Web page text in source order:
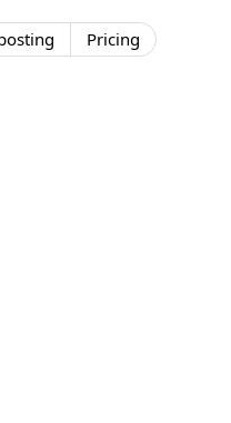
Pricing